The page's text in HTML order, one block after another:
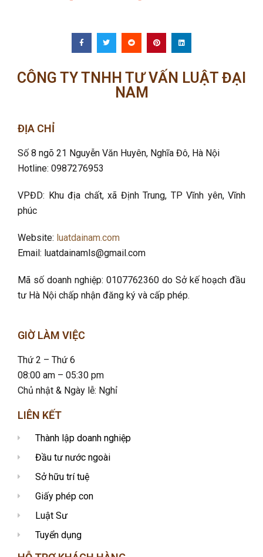
CÔNG TY TNHH TƯ VẤN LUẬT ĐẠI
NAM
ĐỊA CHỈ
Số 8 ngõ 21 Nguyễn Văn Huyên, Nghĩa Đô, Hà Nội
Hotline: 0987276953
VPĐD: Khu địa chất, xã Định Trung, TP Vĩnh yên, Vĩnh
phúc
Website: luatdainam.com
Email: luatdainamls@gmail.com
Mã số doanh nghiệp: 0107762360 do Sở kế hoạch đầu
tư Hà Nội chấp nhận đăng ký và cấp phép.
GIỜ LÀM VIỆC
Thứ 2 – Thứ 6
08:00 am – 05:30 pm
Chủ nhật & Ngày lễ: Nghỉ
LIÊN KẾT
Thành lập doanh nghiệp
Đầu tư nước ngoài
Sở hữu trí tuệ
Giấy phép con
Luật Sư
Tuyển dụng